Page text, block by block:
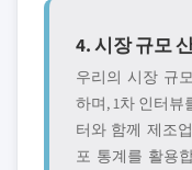
4. 시장 규모
우리의 시장 규
하며, 1차 인터뷰
터와 함께 제조
포 통계를 활용